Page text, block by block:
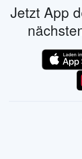
Jetzt App